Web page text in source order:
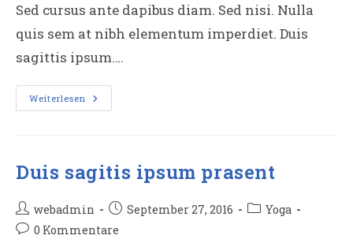
Sed cursus ante dapibus diam. Sed nisi. Nulla
quis sem at nibh elementum imperdiet. Duis
sagittis ipsum.…
Weiterlesen Neque
Adipiscing
Duis sagitis ipsum prasent
Beitrags-
Autor:
webadmin
Beitrag
veröffentlicht:
September 27, 2016
Beitrags-
Yoga
Beitrags-
0 Kommentare